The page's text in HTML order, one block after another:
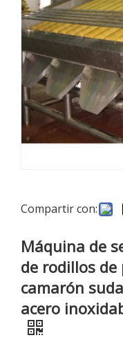
Compartir con:
Máquina de
de rodillos de
camarón
acero